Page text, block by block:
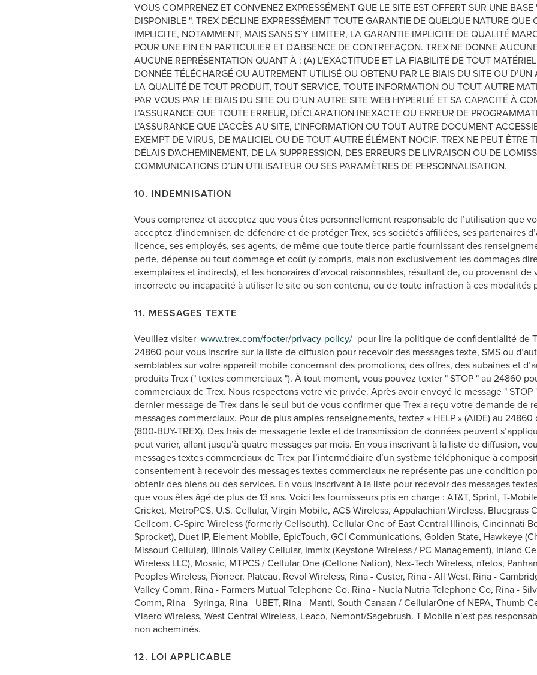
VOUS COMPRENEZ ET CONVENEZ EXPRESSÉMENT QUE LE SITE EST OFFERT SUR UNE
DISPONIBLE ". TREX DÉCLINE EXPRESSÉMENT TOUTE GARANTIE DE QUELQUE NATURE QUE
IMPLICITE, NOTAMMENT, MAIS SANS S’Y LIMITER, LA GARANTIE IMPLICITE DE QUALITÉ
POUR UNE FIN EN PARTICULIER ET D'ABSENCE DE CONTREFAÇON. TREX NE DONNE
AUCUNE REPRÉSENTATION QUANT À : (A) L’EXACTITUDE ET LA FIABILITÉ DE TOUT
DONNÉE TÉLÉCHARGÉ OU AUTREMENT UTILISÉ OU OBTENU PAR LE BIAIS DU SITE OU D’UN
LA QUALITÉ DE TOUT PRODUIT, TOUT SERVICE, TOUTE INFORMATION OU TOUT AUTRE
PAR VOUS PAR LE BIAIS DU SITE OU D’UN AUTRE SITE WEB HYPERLIÉ ET SA CAPACITÉ À
L’ASSURANCE QUE TOUTE ERREUR, DÉCLARATION INEXACTE OU ERREUR DE
L’ASSURANCE QUE L’ACCÈS AU SITE, L’INFORMATION OU TOUT AUTRE DOCUMENT
EXEMPT DE VIRUS, DE MALICIEL OU DE TOUT AUTRE ÉLÉMENT NOCIF. TREX NE PEUT ÊTRE
DÉLAIS D'ACHEMINEMENT, DE LA SUPPRESSION, DES ERREURS DE LIVRAISON OU DE
COMMUNICATIONS D’UN UTILISATEUR OU SES PARAMÈTRES DE PERSONNALISATION.
10. INDEMNISATION
Vous comprenez et acceptez que vous êtes personnellement responsable de l’utilisation que
acceptez d’indemniser, de défendre et de protéger Trex, ses sociétés affiliées, ses partenaires
licence, ses employés, ses agents, de même que toute tierce partie fournissant des
perte, dépense ou tout dommage et coût (y compris, mais non exclusivement les dommages
exemplaires et indirects), et les honoraires d’avocat raisonnables, résultant de, ou provenant
incorrecte ou incapacité à utiliser le site ou son contenu, ou de toute infraction à ces modalités
11. MESSAGES TEXTE
Veuillez visiter www.trex.com/footer/privacy-policy/ pour lire la politique de confidentialité de
24860 pour vous inscrire sur la liste de diffusion pour recevoir des messages texte, SMS ou
semblables sur votre appareil mobile concernant des promotions, des offres, des aubaines et
produits Trex (" textes commerciaux "). À tout moment, vous pouvez texter " STOP " au 24860
commerciaux de Trex. Nous respectons votre vie privée. Après avoir envoyé le message "
dernier message de Trex dans le seul but de vous confirmer que Trex a reçu votre demande de
messages commerciaux. Pour de plus amples renseignements, textez « HELP » (AIDE) au
(800-BUY-TREX). Des frais de messagerie texte et de transmission de données peuvent
peut varier, allant jusqu’à quatre messages par mois. En vous inscrivant à la liste de diffusion,
messages textes commerciaux de Trex par l’intermédiaire d’un système téléphonique à
consentement à recevoir des messages textes commerciaux ne représente pas une condition
obtenir des biens ou des services. En vous inscrivant à la liste pour recevoir des messages
que vous êtes âgé de plus de 13 ans. Voici les fournisseurs pris en charge : AT&T, Sprint, T-
Cricket, MetroPCS, U.S. Cellular, Virgin Mobile, ACS Wireless, Appalachian Wireless, Bluegrass
Cellcom, C-Spire Wireless (formerly Cellsouth), Cellular One of East Central Illinois, Cincinnati
Sprocket), Duet IP, Element Mobile, EpicTouch, GCI Communications, Golden State, Hawkeye
Missouri Cellular), Illinois Valley Cellular, Immix (Keystone Wireless / PC Management), Inland
Wireless LLC), Mosaic, MTPCS / Cellular One (Cellone Nation), Nex-Tech Wireless, nTelos,
Peoples Wireless, Pioneer, Plateau, Revol Wireless, Rina - Custer, Rina - All West, Rina -
Valley Comm, Rina - Farmers Mutual Telephone Co, Rina - Nucla Nutria Telephone Co, Rina -
Comm, Rina - Syringa, Rina - UBET, Rina - Manti, South Canaan / CellularOne of NEPA, Thumb
Viaero Wireless, West Central Wireless, Leaco, Nemont/Sagebrush. T-Mobile n’est pas
non acheminés.
12. LOI APPLICABLE